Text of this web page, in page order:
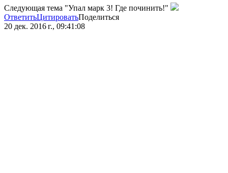
Следующая тема "Упал марк 3! Где починить!"
ОтветитьЦитироватьПоделиться
20 дек. 2016 г., 09:41:08